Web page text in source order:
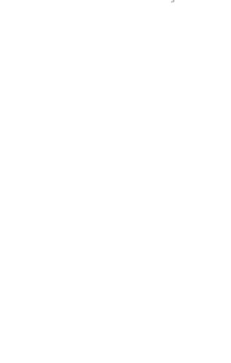
üzerine yazarak aşağıdaki adresimize alıcı